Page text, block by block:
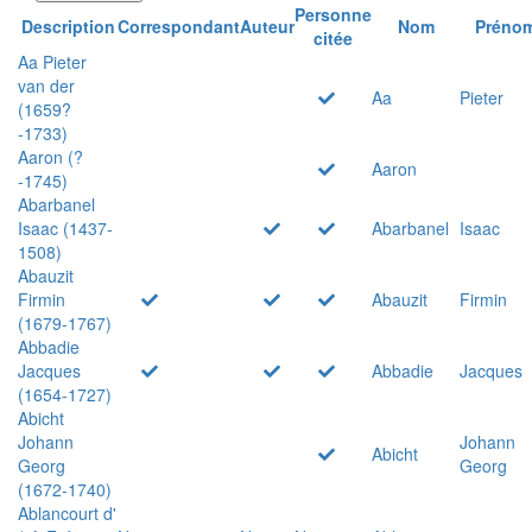
DescriptionCorrespondantAuteurPersonne
citée
Nom
Aa Pieter
van der
(1659?
-1733)
Aa Pieter
Aaron (?
-1745)
Aaron
Abarbanel
Isaac (1437-
1508)
Abarbanel Isaac
Abauzit
Firmin
(1679-1767)
Abauzit
Firmin
Abbadie
Jacques
(1654-1727)
Abbadie
Jacques
Abicht
Johann
Georg
(1672-1740)
Abicht
Johann
Georg
Ablancourt d'